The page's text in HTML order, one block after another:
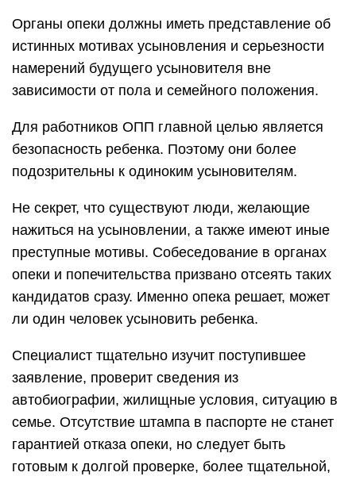
Органы опеки должны иметь представление об
истинных мотивах усыновления и серьезности
намерений будущего усыновителя вне
зависимости от пола и семейного положения.
Для работников ОПП главной целью является
безопасность ребенка. Поэтому они более
подозрительны к одиноким усыновителям.
Не секрет, что существуют люди, желающие
нажиться на усыновлении, а также имеют иные
преступные мотивы. Собеседование в органах
опеки и попечительства призвано отсеять таких
кандидатов сразу. Именно опека решает, может
ли один человек усыновить ребенка.
Специалист тщательно изучит поступившее
заявление, проверит сведения из
автобиографии, жилищные условия, ситуацию в
семье. Отсутствие штампа в паспорте не станет
гарантией отказа опеки, но следует быть
готовым к долгой проверке, более тщательной,